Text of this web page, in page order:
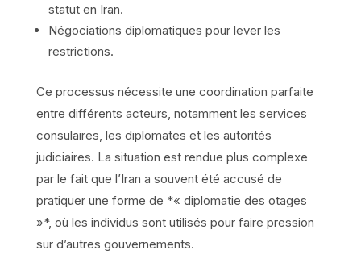
statut en Iran.
Négociations diplomatiques pour lever les
restrictions.
Ce processus nécessite une coordination parfaite
entre différents acteurs, notamment les services
consulaires, les diplomates et les autorités
judiciaires. La situation est rendue plus complexe
par le fait que l’Iran a souvent été accusé de
pratiquer une forme de *« diplomatie des otages
»*, où les individus sont utilisés pour faire pression
sur d’autres gouvernements.